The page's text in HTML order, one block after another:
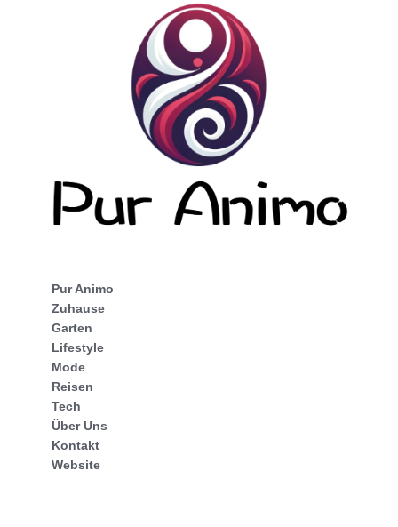
Pur Animo
Zuhause
Garten
Lifestyle
Mode
Reisen
Tech
Über Uns
Kontakt
Website